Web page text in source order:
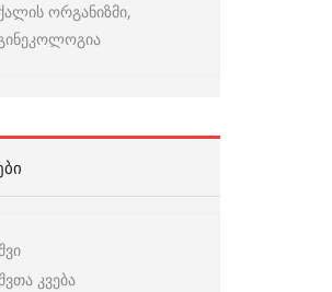
ორგანიზმი,
კვება